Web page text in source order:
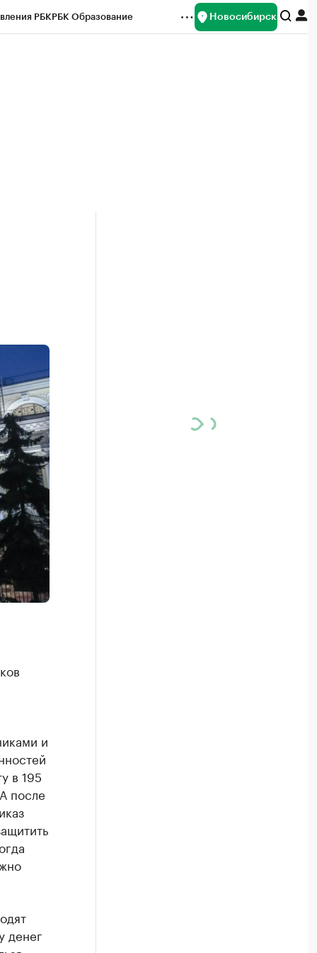
РБКРБК Образование Новосибирск
и
в 195
после
денег